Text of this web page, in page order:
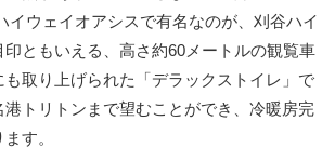
イウェイオアシスで有名なのが、刈谷ハイ
ともいえる、高さ約60メートルの観覧車
も取り上げられた「デラックストイレ」で
トリトンまで望むことができ、冷暖房完
す。